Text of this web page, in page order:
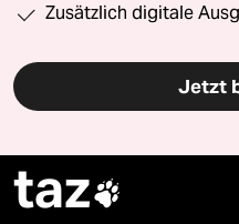
Zusätzlich digitale
Jetzt
taz